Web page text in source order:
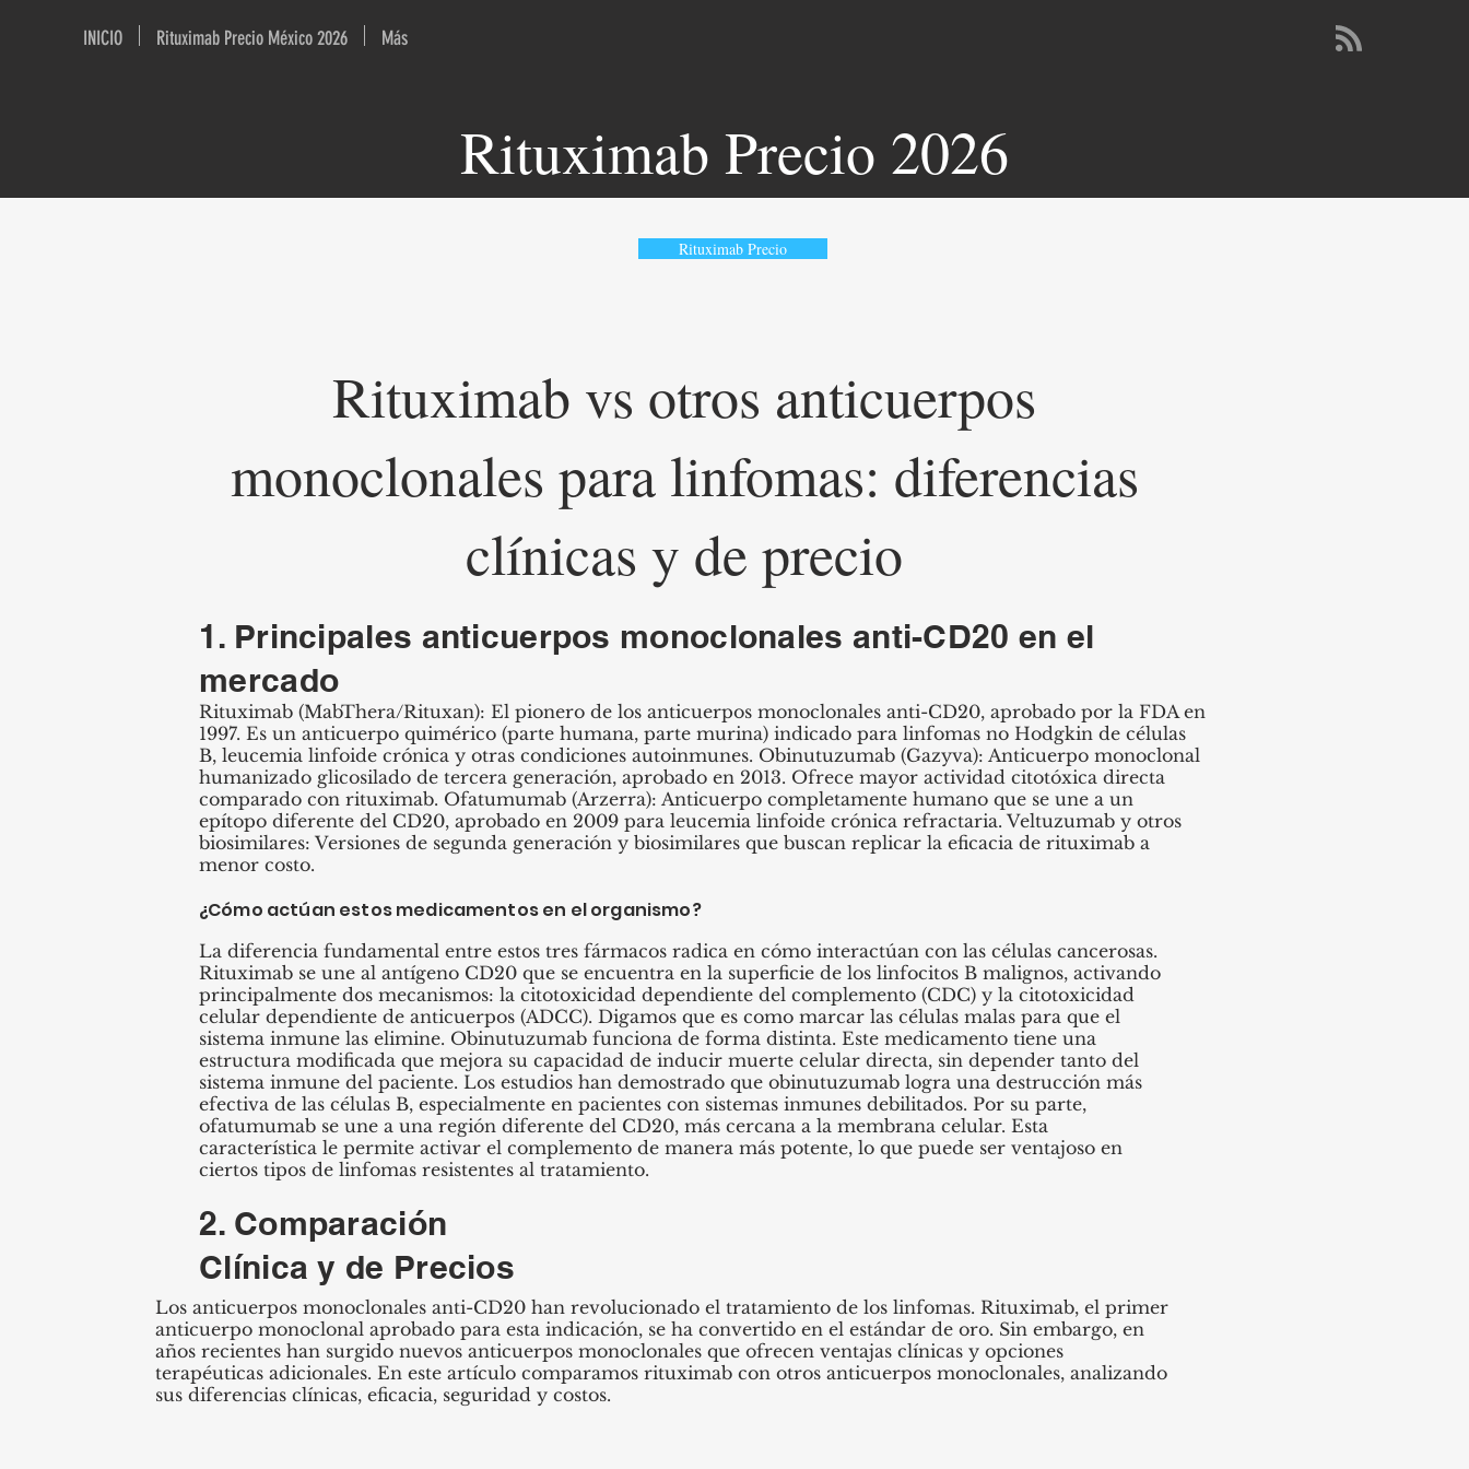
INICIO Rituximab Precio México 2026 Más
Rituximab Precio 2026
Rituximab Precio
Rituximab vs otros anticuerpos
monoclonales para linfomas: diferencias
clínicas y de precio
1. Principales anticuerpos monoclonales anti-CD20 en el
mercado
Rituximab (MabThera/Rituxan): El pionero de los anticuerpos monoclonales anti-CD20, aprobado por la FDA en
1997. Es un anticuerpo quimérico (parte humana, parte murina) indicado para linfomas no Hodgkin de células
B, leucemia linfoide crónica y otras condiciones autoinmunes. Obinutuzumab (Gazyva): Anticuerpo monoclonal
humanizado glicosilado de tercera generación, aprobado en 2013. Ofrece mayor actividad citotóxica directa
comparado con rituximab. Ofatumumab (Arzerra): Anticuerpo completamente humano que se une a un
epítopo diferente del CD20, aprobado en 2009 para leucemia linfoide crónica refractaria. Veltuzumab y otros
biosimilares: Versiones de segunda generación y biosimilares que buscan replicar la eficacia de rituximab a
menor costo.
¿Cómo actúan estos medicamentos en el organismo?
La diferencia fundamental entre estos tres fármacos radica en cómo interactúan con las células cancerosas.
Rituximab se une al antígeno CD20 que se encuentra en la superficie de los linfocitos B malignos, activando
principalmente dos mecanismos: la citotoxicidad dependiente del complemento (CDC) y la citotoxicidad
celular dependiente de anticuerpos (ADCC). Digamos que es como marcar las células malas para que el
sistema inmune las elimine. Obinutuzumab funciona de forma distinta. Este medicamento tiene una
estructura modificada que mejora su capacidad de inducir muerte celular directa, sin depender tanto del
sistema inmune del paciente. Los estudios han demostrado que obinutuzumab logra una destrucción más
efectiva de las células B, especialmente en pacientes con sistemas inmunes debilitados. Por su parte,
ofatumumab se une a una región diferente del CD20, más cercana a la membrana celular. Esta
característica le permite activar el complemento de manera más potente, lo que puede ser ventajoso en
ciertos tipos de linfomas resistentes al tratamiento.
2. Comparación
Clínica y de Precios
Los anticuerpos monoclonales anti-CD20 han revolucionado el tratamiento de los linfomas. Rituximab, el primer
anticuerpo monoclonal aprobado para esta indicación, se ha convertido en el estándar de oro. Sin embargo, en
años recientes han surgido nuevos anticuerpos monoclonales que ofrecen ventajas clínicas y opciones
terapéuticas adicionales. En este artículo comparamos rituximab con otros anticuerpos monoclonales, analizando
sus diferencias clínicas, eficacia, seguridad y costos.